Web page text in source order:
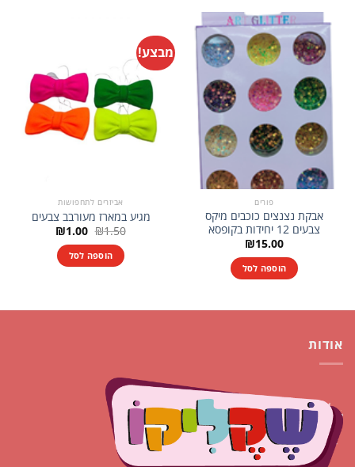
פורים
אבקת נצנצים כוכבים מיקס
צבעים 12 יחידות בקופסא
₪15.00
הוספה לסל
מבצע!
אביזרים לתחפושות
מגיע במארז מעורבב צבעים
₪1.50 המחיר
המקורי
היה:
₪1.50.
₪1.00 המחיר
הנוכחי
הוספה לסל
אודות